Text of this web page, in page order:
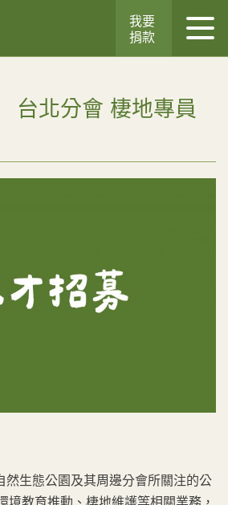
我要
捐款
台北分會 棲地專員
然生態公園及其周邊分會所關注的公
境教育推動、棲地維護等相關業務，